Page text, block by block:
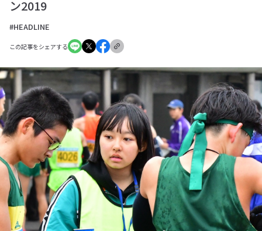
ン2019
#HEADLINE
この記事をシェアする